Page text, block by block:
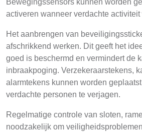
Bewegingssensors kunnen worden
activeren wanneer verdachte
Het aanbrengen van
afschrikkend werken. Dit geeft het
goed is beschermd en vermindert de
inbraakpoging. Verzekeraarstekens,
alarmtekens kunnen worden
verdachte personen te verjagen.
Regelmatige controle van sloten,
noodzakelijk om